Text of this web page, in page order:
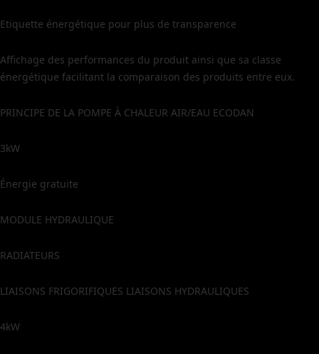
Etiquette énergétique pour plus de transparence
Affichage des performances du produit ainsi que sa classe
énergétique facilitant la comparaison des produits entre eux.
PRINCIPE DE LA POMPE À CHALEUR AIR/EAU ECODAN
3kW
Énergie gratuite
MODULE HYDRAULIQUE
RADIATEURS
LIAISONS FRIGORIFIQUES LIAISONS HYDRAULIQUES
4kW